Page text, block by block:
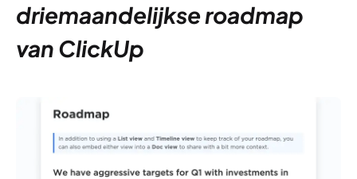
driemaandelijkse roadmap
van ClickUp